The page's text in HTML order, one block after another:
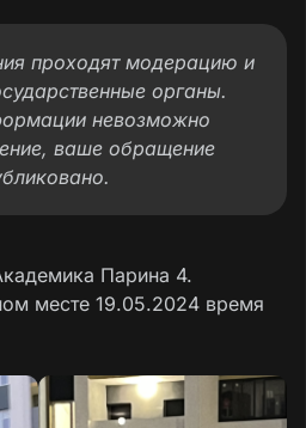
проходят модерацию и
органы.
невозможно
ваше обращение
Парина 4.
месте 19.05.2024 время